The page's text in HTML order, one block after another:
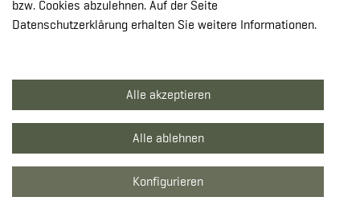
↳ Route mit GoogleMaps planen
Impressum
Datenschutzerklärung
bzw. Cookies abzulehnen. Auf der Seite
Datenschutzerklärung erhalten Sie weitere Informationen.
Alle akzeptieren
Alle ablehnen
Konfigurieren